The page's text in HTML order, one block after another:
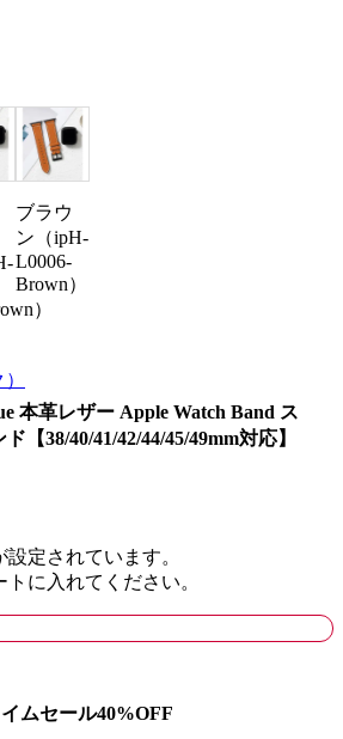
）
ブラウ
ン（ipH-
L0006-
Brown）
本革レザー Apple Watch Band ス
【38/40/41/42/44/45/49mm対応】
定されています。
に入れてください。
ムセール40%OFF